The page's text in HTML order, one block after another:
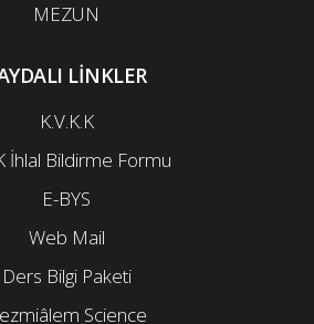
MEZUN
LİNKLER
K.V.K.K
İhlal Bildirme Formu
E-BYS
Web Mail
Ders Bilgi Paketi
Science